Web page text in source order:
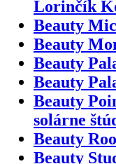
Lorinčík
Beauty
Beauty
Beauty
Beauty
Beauty
solárne
Beauty
Beauty